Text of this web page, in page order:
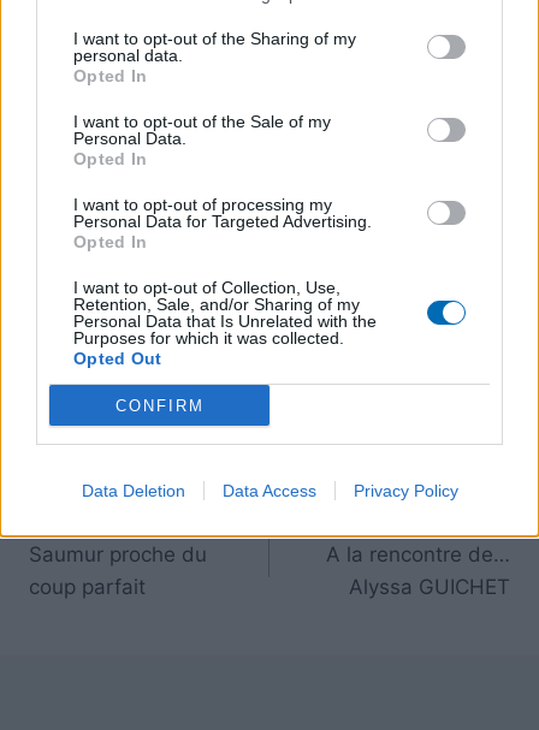
I want to opt-out of the Sharing of my
personal data.
Opted In
I want to opt-out of the Sale of my
Personal Data.
Opted In
I want to opt-out of processing my
Personal Data for Targeted Advertising.
Opted In
I want to opt-out of Collection, Use,
Retention, Sale, and/or Sharing of my
Personal Data that Is Unrelated with the
Purposes for which it was collected.
Opted Out
CONFIRM
Data Deletion Data Access
Privacy Policy
Saumur proche du
coup parfait
A la rencontre de…
Alyssa GUICHET